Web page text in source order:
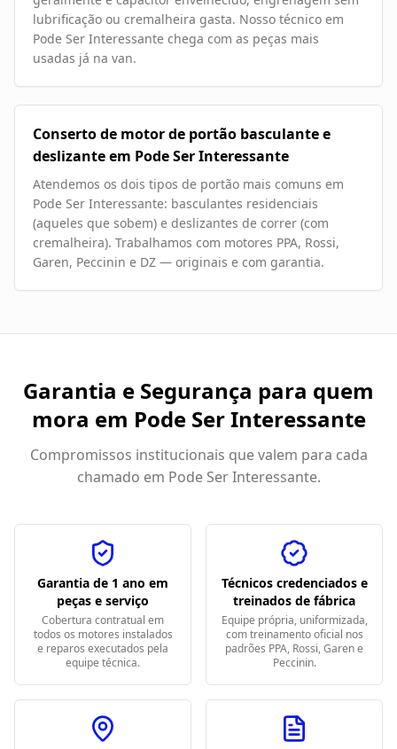
lubrificação ou cremalheira gasta. Nosso técnico em
Pode Ser Interessante chega com as peças mais
usadas já na van.
Conserto de motor de portão basculante e
deslizante em Pode Ser Interessante
Atendemos os dois tipos de portão mais comuns em
Pode Ser Interessante: basculantes residenciais
(aqueles que sobem) e deslizantes de correr (com
cremalheira). Trabalhamos com motores PPA, Rossi,
Garen, Peccinin e DZ — originais e com garantia.
Garantia e Segurança para quem
mora em Pode Ser Interessante
Compromissos institucionais que valem para cada
chamado em Pode Ser Interessante.
Garantia de 1 ano em
peças e serviço
Cobertura contratual em
todos os motores instalados
e reparos executados pela
equipe técnica.
Técnicos credenciados e
treinados de fábrica
Equipe própria, uniformizada,
com treinamento oficial nos
padrões PPA, Rossi, Garen e
Peccinin.